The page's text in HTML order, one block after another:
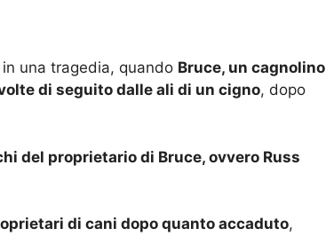
una tragedia, quando Bruce, un cagnolino
di seguito dalle ali di un cigno, dopo
del proprietario di Bruce, ovvero Russ
di cani dopo quanto accaduto,